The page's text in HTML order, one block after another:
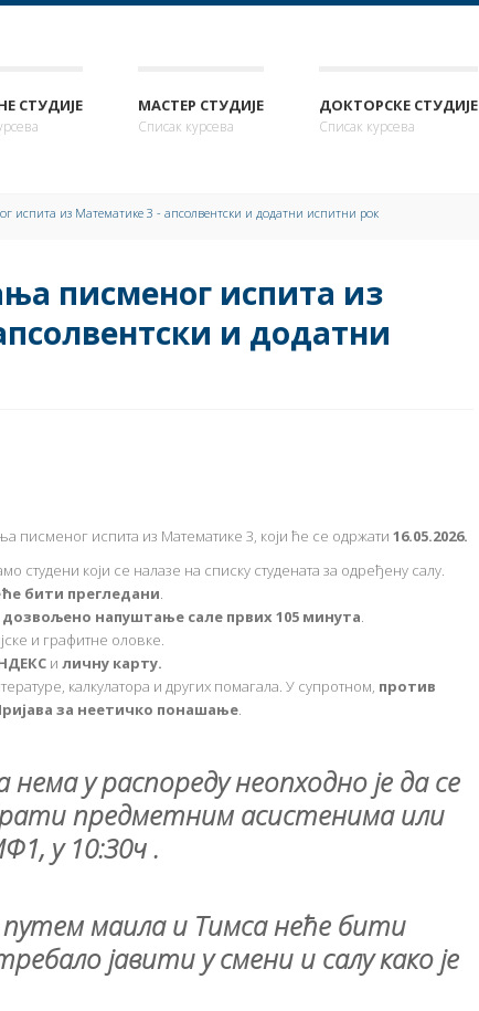
СТУДИЈЕ МАСТЕР СТУДИЈЕ
Списак курсева
ДОКТОРСКЕ СТУДИЈЕ
Списак курсева
испита из Математике 3 - апсолвентски и додатни испитни рок
писменог испита из
и додатни
писменог испита из Математике 3, који ће се одржати 16.05.2026.
студени који се налазе на списку студената за одређену салу.
бити прегледани.
дозвољено напуштање сале првих 105 минута.
и графитне оловке.
и личну карту.
калкулатора и других помагала. У супротном, против
за неетичко понашање.
у распореду неопходно је да се
предметним асистенима или
у 10:30ч.
путем маила и Тимса неће бити
јавити у смени и салу како је